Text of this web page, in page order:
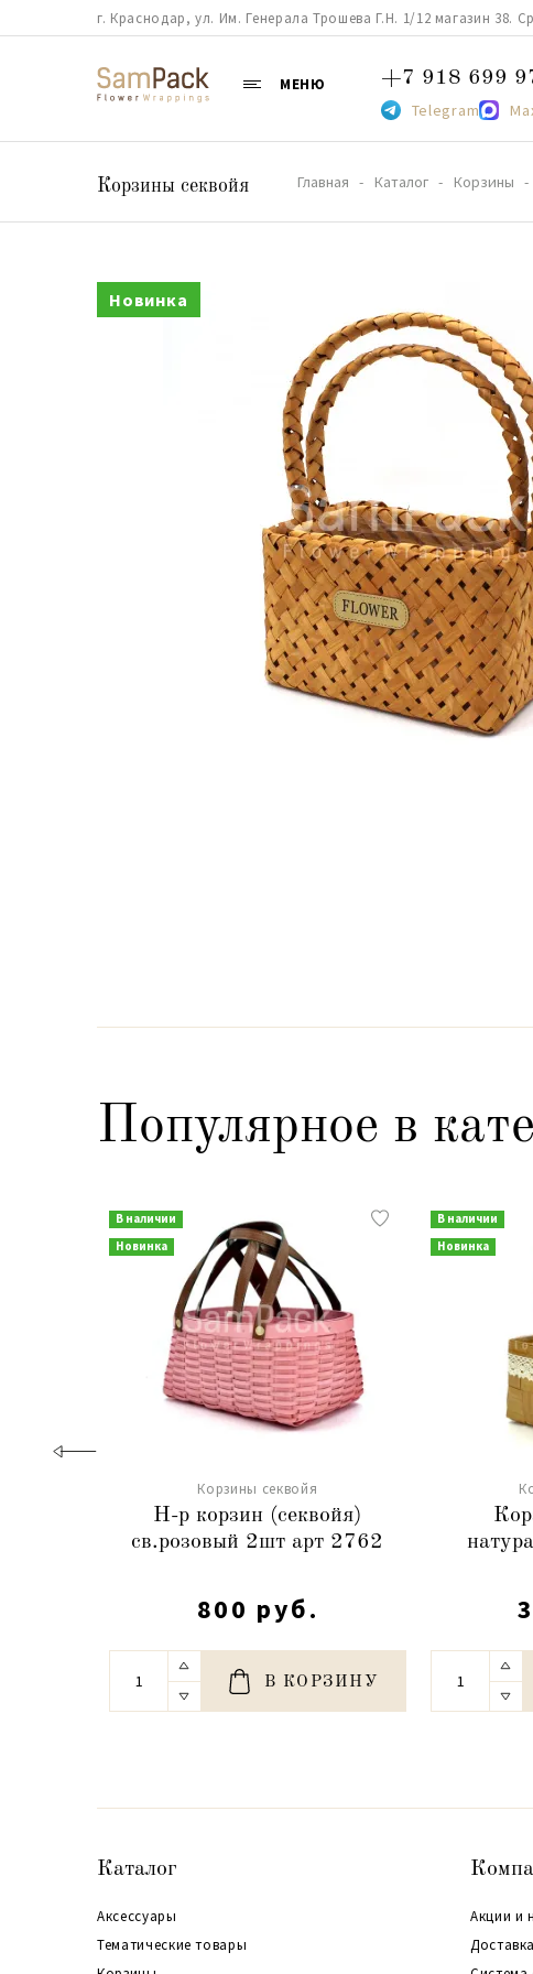
г. Краснодар, ул. Им. Генерала Трошева Г.Н. 1/12 магазин 38.
МЕНЮ +7 918 699
Telegram
Корзины секвойя Главная Каталог Корзины
Новинка
Популярное в
В наличии
Новинка
Корзины секвойя
Н-р корзин (секвойя)
св.розовый 2шт арт 2762
800 руб.
В КОРЗИНУ
В наличии
Новинка
Каталог
Аксессуары
Тематические товары
Акции и